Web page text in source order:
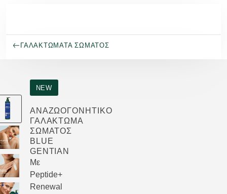
ΓΑΛΑΚΤΏΜΑΤΑ ΣΏΜΑΤΟΣ
NEW
ΑΝΑΖΩΟΓΟΝΗΤΙΚΌ
ΓΑΛΆΚΤΩΜΑ
ΣΏΜΑΤΟΣ
BLUE
GENTIAN
Με
Peptide+
Renewal